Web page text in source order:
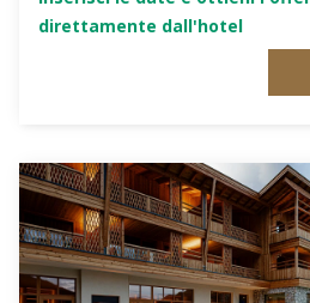
direttamente dall'hotel